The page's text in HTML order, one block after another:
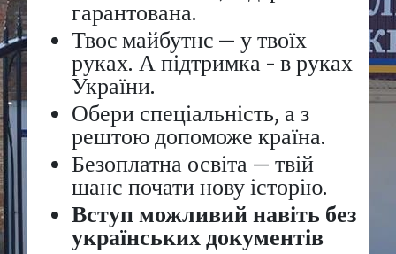
гарантована.
Твоє майбутнє — у твоїх
руках. А підтримка – в руках
України.
Обери спеціальність, а з
рештою допоможе країна.
Безоплатна освіта — твій
шанс почати нову історію.
Вступ можливий навіть без
українських документів